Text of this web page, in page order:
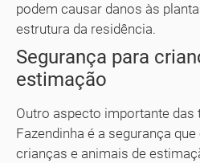
podem causar danos às
estrutura da residência.
Segurança para
estimação
Outro aspecto importante das
Fazendinha é a segurança
crianças e animais de